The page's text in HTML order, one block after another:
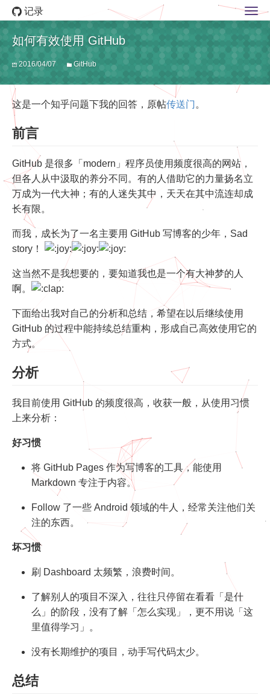
记录
如何有效使用 GitHub
2016/04/07 GitHub
这是一个知乎问题下我的回答，原帖传送门 。
前言
GitHub 是很多「modern」程序员使用频度很高的网站，
但各人从中汲取的养分不同。有的人借助它的力量扬名立
万成为一代大神；有的人迷失其中，天天在其中流连却成
长有限。
而我，成长为了一名主要用 GitHub 写博客的少年，Sad
story！
这当然不是我想要的，要知道我也是一个有大神梦的人
啊。
下面给出我对自己的分析和总结，希望在以后继续使用
GitHub 的过程中能持续总结重构，形成自己高效使用它的
方式。
分析
我目前使用 GitHub 的频度很高，收获一般，从使用习惯
上来分析：
好习惯
将 GitHub Pages 作为写博客的工具，能使用
Markdown 专注于内容。
Follow 了一些 Android 领域的牛人，经常关注他们关
注的东西。
坏习惯
刷 Dashboard 太频繁，浪费时间。
了解别人的项目不深入，往往只停留在看看「是什
么」的阶段，没有了解「怎么实现」，更不用说「这
里值得学习」。
没有长期维护的项目，动手写代码太少。
总结